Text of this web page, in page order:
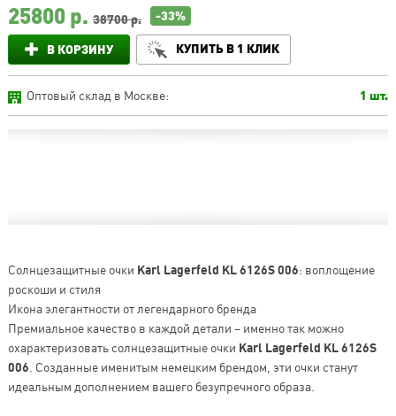
25800р. 38700 р. -33%
В КОРЗИНУ КУПИТЬ В 1 КЛИК
Оптовый склад в Москве: 1 шт.
Солнцезащитные очки Karl Lagerfeld KL 6126S 006: воплощение
роскоши и стиля
Икона элегантности от легендарного бренда
Премиальное качество в каждой детали – именно так можно
охарактеризовать солнцезащитные очки Karl Lagerfeld KL 6126S
006 . Созданные именитым немецким брендом, эти очки станут
идеальным дополнением вашего безупречного образа.